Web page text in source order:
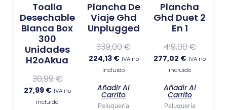
Toalla
Desechable
Blanca Box
300
Unidades
H2oAkua
30,99€
27,99 € IVA no
incluido
Plancha De
Viaje Ghd
Unplugged
339,00€
224,13 € IVA no
incluido
Añadir Al
Carrito
Peluquería
Plancha
Ghd Duet 2
En 1
419,00€
277,02 € IVA no
incluido
Añadir Al
Carrito
Peluquería